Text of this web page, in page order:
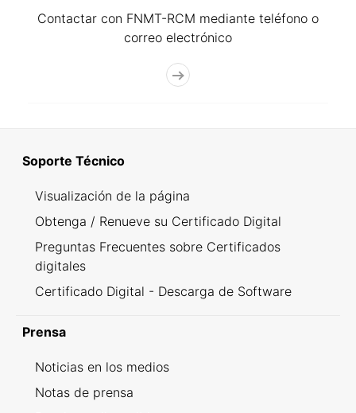
Contactar con FNMT-RCM mediante teléfono o
correo electrónico
Soporte Técnico
Visualización de la página
Obtenga / Renueve su Certificado Digital
Preguntas Frecuentes sobre Certificados
digitales
Certificado Digital - Descarga de Software
Prensa
Noticias en los medios
Notas de prensa